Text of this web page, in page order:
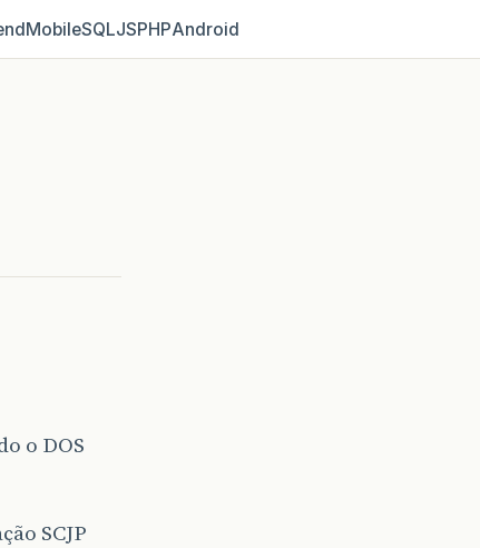
MobileSQLJSPHPAndroid
o DOS
SCJP